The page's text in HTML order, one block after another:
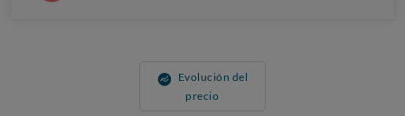
Evolución del
precio